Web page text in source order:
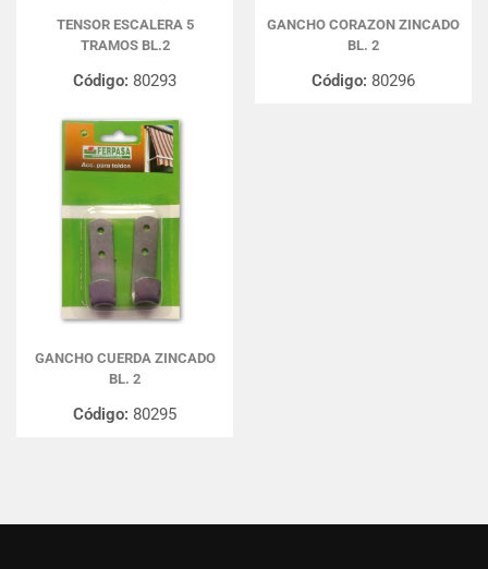
TENSOR ESCALERA 5
TRAMOS BL.2
Código: 80293
GANCHO CORAZON ZINCADO
BL. 2
Código: 80296
GANCHO CUERDA ZINCADO
BL. 2
Código: 80295